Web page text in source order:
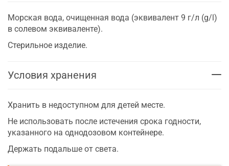
Морская вода, очищенная вода (эквивалент 9 г/л (g/l)
в солевом эквиваленте).
Стерильное изделие.
Условия хранения
Хранить в недоступном для детей месте.
Не использовать после истечения срока годности,
указанного на однодозовом контейнере.
Держать подальше от света.